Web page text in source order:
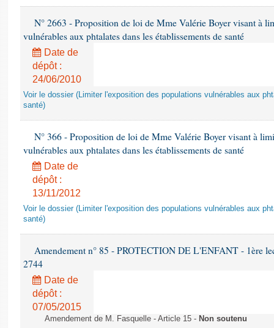
N° 2663 - Proposition de loi de Mme Valérie Boyer visant à
vulnérables aux phtalates dans les établissements de santé
Date de
dépôt :
24/06/2010
Voir le dossier (Limiter l'exposition des populations vulnérables aux
santé)
N° 366 - Proposition de loi de Mme Valérie Boyer visant à
vulnérables aux phtalates dans les établissements de santé
Date de
dépôt :
13/11/2012
Voir le dossier (Limiter l'exposition des populations vulnérables aux
santé)
Amendement n° 85 - PROTECTION DE L'ENFANT - 1ère
2744
Date de
dépôt :
07/05/2015
Amendement de M. Fasquelle - Article 15 - Non soutenu